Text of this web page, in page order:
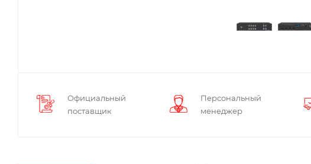
Официальный
поставщик
Персональный
менеджер